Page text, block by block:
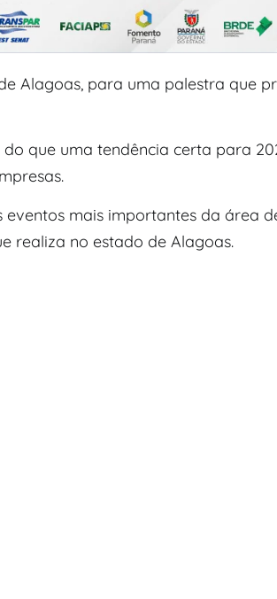
Alagoas, para uma palestra que
que uma tendência certa para
mais importantes da área
realiza no estado de Alagoas.